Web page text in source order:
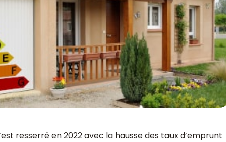
resserré en 2022 avec la hausse des taux d’emprunt